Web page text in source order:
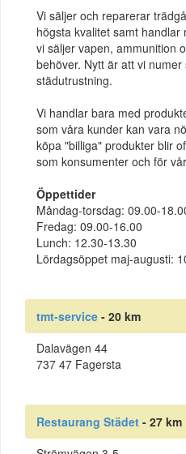
Vi säljer och reparerar
högsta kvalitet samt
vi säljer vapen, ammunition
behöver. Nytt är att vi
städutrustning.
Vi handlar bara med
som våra kunder kan vara
köpa "billiga" produkter blir
som konsumenter och för
Öppettider
Måndag-torsdag: 09.00-
Fredag: 09.00-16.00
Lunch: 12.30-13.30
Lördagsöppet maj-augusti:
tmt-service - 20 km
Dalavägen 44
737 47 Fagersta
Restaurang Städet - 27 km